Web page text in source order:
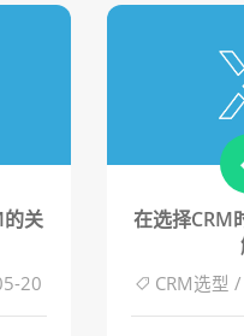
的关
20
在选择CRM
CRM选型 /